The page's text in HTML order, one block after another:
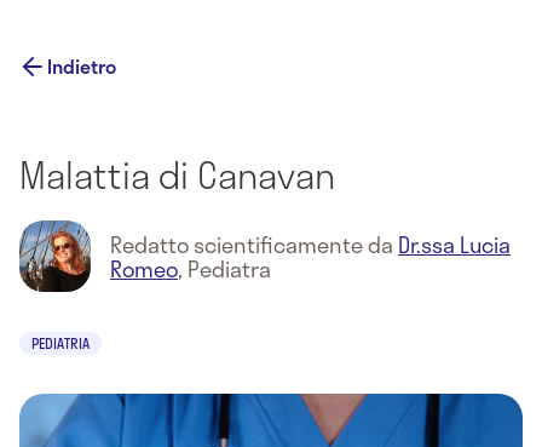
Indietro
Malattia di Canavan
Redatto scientificamente da Dr.ssa Lucia
Romeo, Pediatra
PEDIATRIA